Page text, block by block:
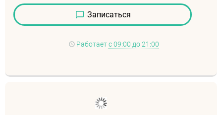
Записаться
Работает с 09:00 до 21:00